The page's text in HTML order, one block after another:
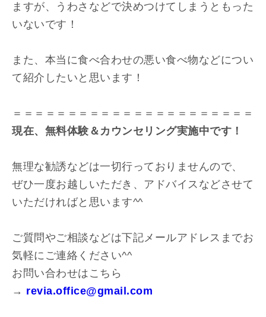
ますが、うわさなどで決めつけてしまうともった
いないです！
また、本当に食べ合わせの悪い食べ物などについ
て紹介したいと思います！
＝＝＝＝＝＝＝＝＝＝＝＝＝＝＝＝＝＝＝＝＝＝
現在、無料体験＆カウンセリング実施中です！
無理な勧誘などは一切行っておりませんので、
ぜひ一度お越しいただき、アドバイスなどさせて
いただければと思います^^
ご質問やご相談などは下記メールアドレスまでお
気軽にご連絡ください^^
お問い合わせはこちら
→ revia.office@gmail.com